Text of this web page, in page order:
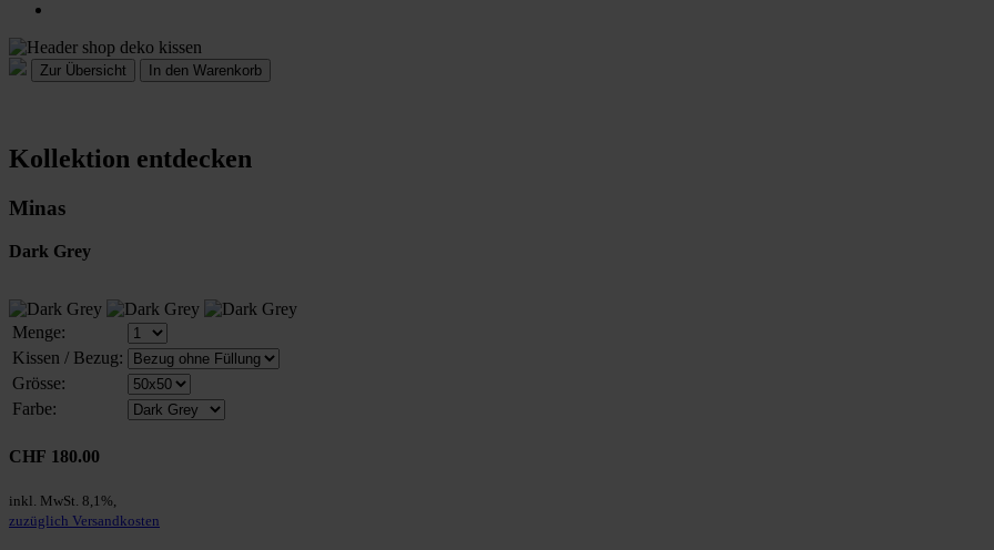
In den Warenkorb
Kollektion entdecken
Minas
Dark Grey
Menge:
Kissen / Bezug:
Grösse:
Farbe:
CHF 180.00
inkl. MwSt. 8,1%,
zuzüglich Versandkosten